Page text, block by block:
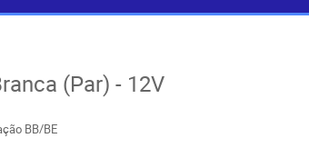
(Par) - 12V
BB/BE